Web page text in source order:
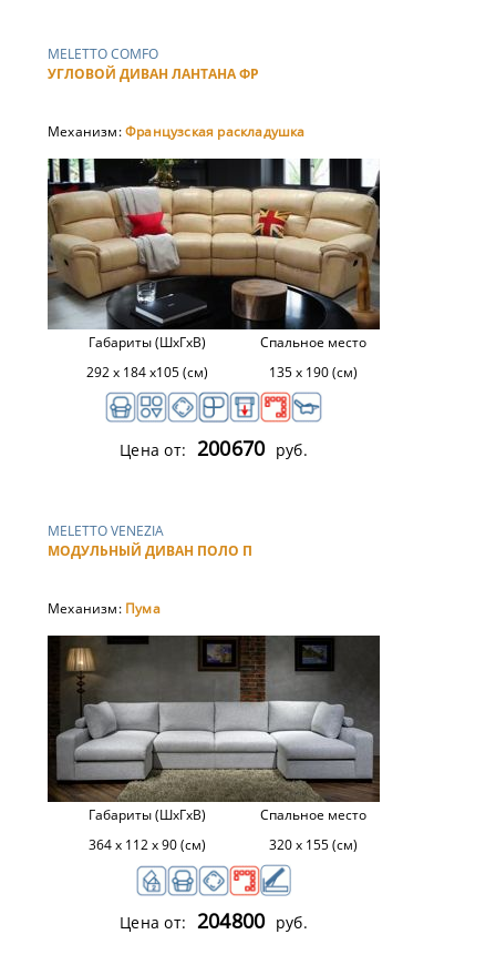
MELETTO COMFO
УГЛОВОЙ ДИВАН ЛАНТАНА ФР
Механизм:Французская раскладушка
Габариты (ШхГхВ)
292 х 184 х105 (см)
Спальное место
135 х 190 (см)
Цена от: 200670 руб.
MELETTO VENEZIA
МОДУЛЬНЫЙ ДИВАН ПОЛО П
Механизм: Пума
Габариты (ШхГхВ)
364 х 112 х 90 (см)
Спальное место
320 х 155 (см)
Цена от: 204800 руб.